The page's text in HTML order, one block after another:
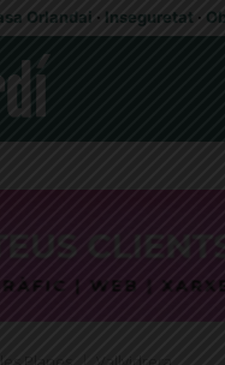
Orlandai · Inseguretat ·